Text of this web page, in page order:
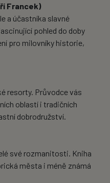
Francek)
a účastníka slavné
pohled do doby
pro milovníky historie,
resorty. Průvodce vás
oblastí i tradičních
dobrodružství.
své rozmanitosti. Kniha
města i méně známá